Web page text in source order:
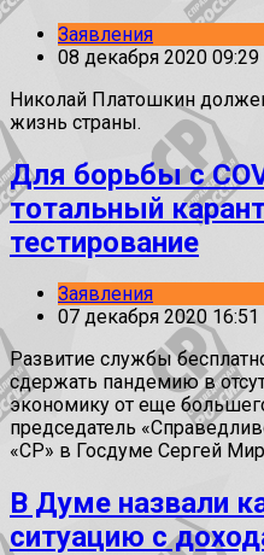
Заявления
08 декабря 2020 09:29
Николай Платошкин
жизнь страны.
Для борьбы с
тотальный
тестирование
Заявления
07 декабря 2020 16:51
Развитие службы
сдержать пандемию в
экономику от еще
председатель
«СР» в Госдуме Сергей
В Думе назвали
ситуацию с